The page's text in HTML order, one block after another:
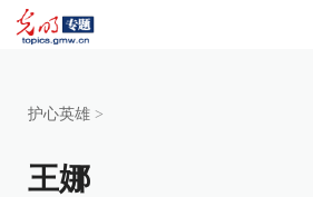
护心英雄 >
王娜